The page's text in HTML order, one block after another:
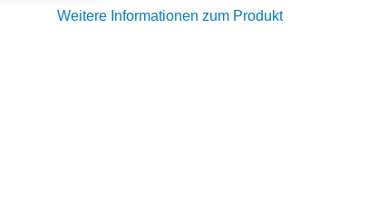
Weitere Informationen zum Produkt